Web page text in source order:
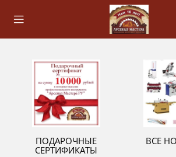
ПОДАРОЧНЫЕ
СЕРТИФИКАТЫ
ВСЕ